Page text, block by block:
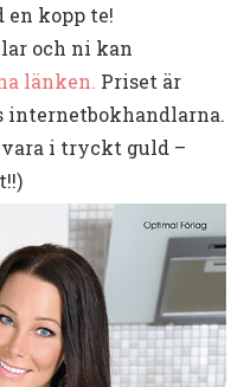
kopp te!
och ni kan
länken. Priset är
internetbokhandlarna.
i tryckt guld –